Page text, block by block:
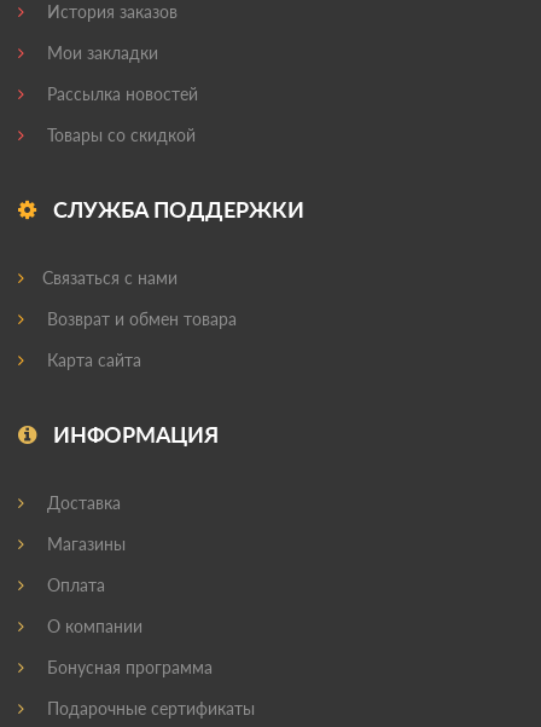
История заказов
Мои закладки
Рассылка новостей
Товары со скидкой
СЛУЖБА ПОДДЕРЖКИ
Связаться с нами
Возврат и обмен товара
Карта сайта
ИНФОРМАЦИЯ
Доставка
Магазины
Оплата
О компании
Бонусная программа
Подарочные сертификаты